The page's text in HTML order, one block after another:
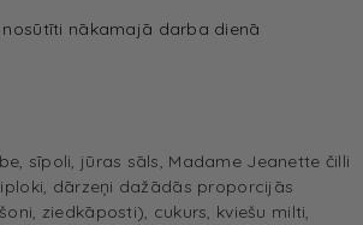
nākamajā darba dienā
sīpoli, jūras sāls, Madame Jeanette čilli
dārzeņi dažādās proporcijās
ziedkāposti), cukurs, kviešu milti,